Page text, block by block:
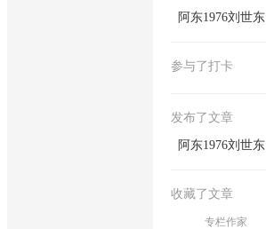
阿东1976刘世东
参与了打卡
发布了文章
阿东1976刘世东
收藏了文章
专栏作家